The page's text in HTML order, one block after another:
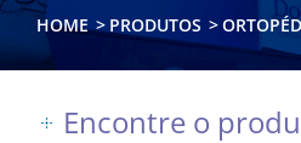
HOME > PRODUTOS >
Encontre o